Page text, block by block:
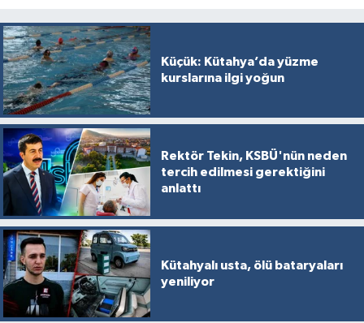
Küçük: Kütahya’da yüzme
kurslarına ilgi yoğun
Rektör Tekin, KSBÜ'nün neden
tercih edilmesi gerektiğini
anlattı
Kütahyalı usta, ölü bataryaları
yeniliyor
Spor
Tavşanlı
Teknoloji
Türkiye
Video Galeri
Yaşam
Yemek Tarifleri